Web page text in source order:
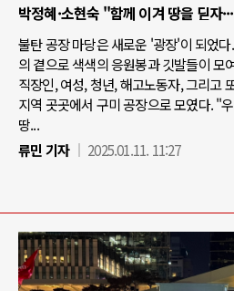
박정혜·소현숙 "함께 이겨 땅을 딛자
불탄 공장 마당은 새로운 '광장'이 되었
의 곁으로 색색의 응원봉과 깃발들이 모
직장인, 여성, 청년, 해고노동자, 그리고
지역 곳곳에서 구미 공장으로 모였다. "
땅...
류민 기자
2025.01.11. 11:27